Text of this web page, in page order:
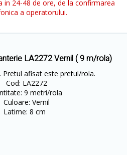
in 24-48 de ore, de la confirmarea
a operatorului.
LA2272 Vernil ( 9 m/rola)
Pretul afisat este pretul/rola.
Cod: LA2272
9 metri/rola
Culoare: Vernil
Latime: 8 cm